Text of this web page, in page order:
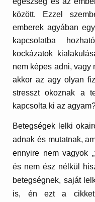
között. Ezzel
emberek agyában
kapcsolatba
kockázatok
nem képes adni, vagy
akkor az agy olyan
stresszt okoznak a
kapcsolta ki az
Betegségek lelki
adnak és mutatnak,
ennyire nem vagyok
és nem ész nélkül
betegségnek, saját
is, én ezt a cikket